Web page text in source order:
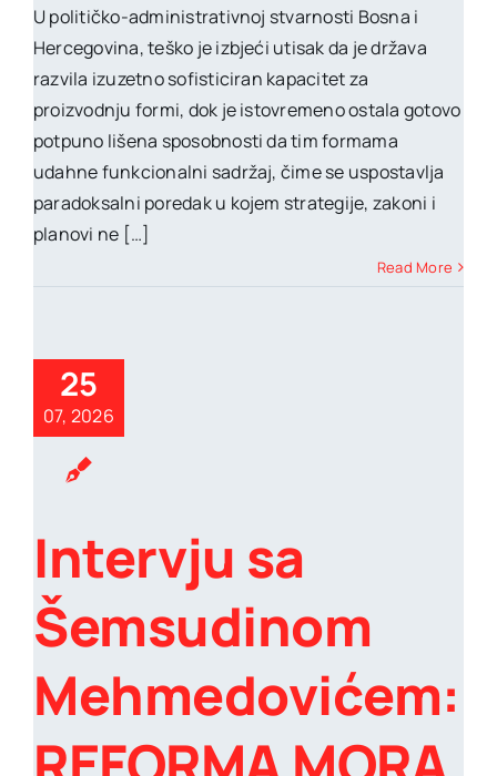
U političko-administrativnoj stvarnosti Bosna i
Hercegovina, teško je izbjeći utisak da je država
razvila izuzetno sofisticiran kapacitet za
proizvodnju formi, dok je istovremeno ostala gotovo
potpuno lišena sposobnosti da tim formama
udahne funkcionalni sadržaj, čime se uspostavlja
paradoksalni poredak u kojem strategije, zakoni i
planovi ne […]
Read More
25
07, 2026
Intervju sa
Šemsudinom
Mehmedovićem: